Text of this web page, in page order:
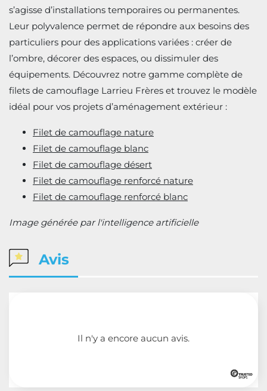
s’agisse d’installations temporaires ou permanentes.
Leur polyvalence permet de répondre aux besoins des
particuliers pour des applications variées : créer de
l’ombre, décorer des espaces, ou dissimuler des
équipements. Découvrez notre gamme complète de
filets de camouflage Larrieu Frères et trouvez le modèle
idéal pour vos projets d’aménagement extérieur :
Filet de camouflage nature
Filet de camouflage blanc
Filet de camouflage désert
Filet de camouflage renforcé nature
Filet de camouflage renforcé blanc
Image générée par l'intelligence artificielle
Avis
Il n'y a encore aucun avis.